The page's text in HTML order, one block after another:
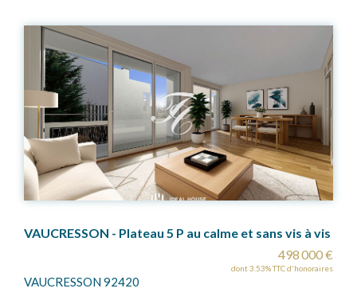
VAUCRESSON - Plateau 5 P au calme et sans vis à vis
498 000 €
dont 3.53% TTC d'honoraires
VAUCRESSON 92420